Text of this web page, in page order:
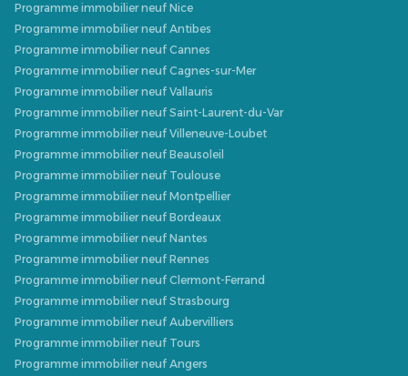
Programme immobilier neuf Nice
Programme immobilier neuf Antibes
Programme immobilier neuf Cannes
Programme immobilier neuf Cagnes-sur-Mer
Programme immobilier neuf Vallauris
Programme immobilier neuf Saint-Laurent-du-Var
Programme immobilier neuf Villeneuve-Loubet
Programme immobilier neuf Beausoleil
Programme immobilier neuf Toulouse
Programme immobilier neuf Montpellier
Programme immobilier neuf Bordeaux
Programme immobilier neuf Nantes
Programme immobilier neuf Rennes
Programme immobilier neuf Clermont-Ferrand
Programme immobilier neuf Strasbourg
Programme immobilier neuf Aubervilliers
Programme immobilier neuf Tours
Programme immobilier neuf Angers